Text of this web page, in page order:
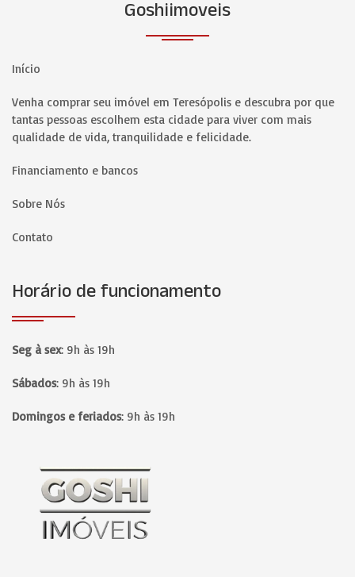
Goshiimoveis
Início
Venha comprar seu imóvel em Teresópolis e descubra por que
tantas pessoas escolhem esta cidade para viver com mais
qualidade de vida, tranquilidade e felicidade.
Financiamento e bancos
Sobre Nós
Contato
Horário de funcionamento
Seg à sex: 9h às 19h
Sábados: 9h às 19h
Domingos e feriados: 9h às 19h
Página inicial